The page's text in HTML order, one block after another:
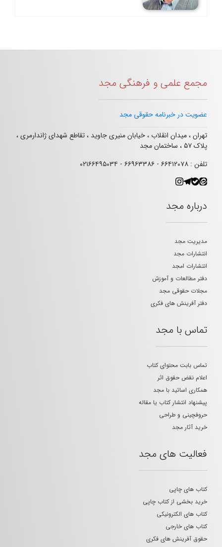
مجمع علمی و فرهنگی مجد
عضویت در خبرنامه حقوقی مجد
تهران ، میدان انقلاب ، خیابان منیری جاوید ، تقاطع شهدای ژاندارمری ،
پلاک ۵۷ ، ساختمان مجد
تلفن : ۶۶۴۱۲۰۷۸ - ۶۶۹۶۳۳۸۶ - ۰۲۱۶۶۴۹۵۰۳۴
درباره مجد
مدیریت مجد
انتشارات مجد
انتشارات امجد
دفتر مطالعات و آموزش
مجلات حقوقی مجد
دفتر آفرینش های فکری
تماس با مجد
تماس بابت محتوای کتاب
اعلام نقض حقوق اثر
همکاری اساتید با مجد
پیشنهاد انتشار کتاب یا مقاله
حروفچینی و طراحی
خرید آثار مجد
فعالیت های مجد
کتاب های چاپی
خرید بخشی از کتاب چاپی
کتاب های الکترونیکی
کتاب های خارجی
حقوق آفرینش های فکری